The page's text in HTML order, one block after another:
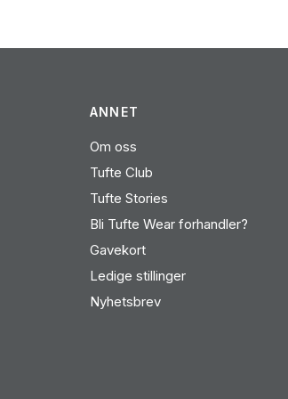
ANNET
Om oss
Tufte Club
Tufte Stories
Bli Tufte Wear forhandler?
Gavekort
Ledige stillinger
Nyhetsbrev